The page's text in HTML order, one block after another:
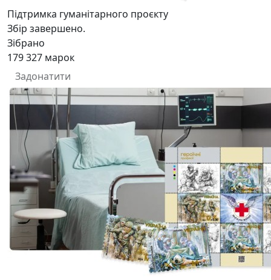
Підтримка гуманітарного проєкту
Збір завершено.
Зібрано
179 327 марок
Задонатити